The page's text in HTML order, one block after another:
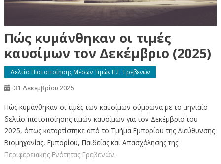
Πώς κυμάνθηκαν οι τιμές
καυσίμων τον Δεκέμβριο (2025)
Δελτία Πιστοποίησης Μέσων Τιμών Π.Ε. Γρεβενών
31 Δεκεμβρίου 2025
Πώς κυμάνθηκαν οι τιμές των καυσίμων σύμφωνα με το μηνιαίο
δελτίο πιστοποίησης τιμών καυσίμων για τον Δεκέμβριο του
2025, όπως καταρτίστηκε από το Τμήμα Εμπορίου της Διεύθυνσης
Βιομηχανίας, Εμπορίου, Παιδείας και Απασχόλησης της
Περιφερειακής Ενότητας Γρεβενών.